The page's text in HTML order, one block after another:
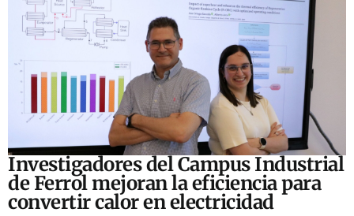
Investigadores del Campus Industrial
de Ferrol mejoran la eficiencia para
convertir calor en electricidad